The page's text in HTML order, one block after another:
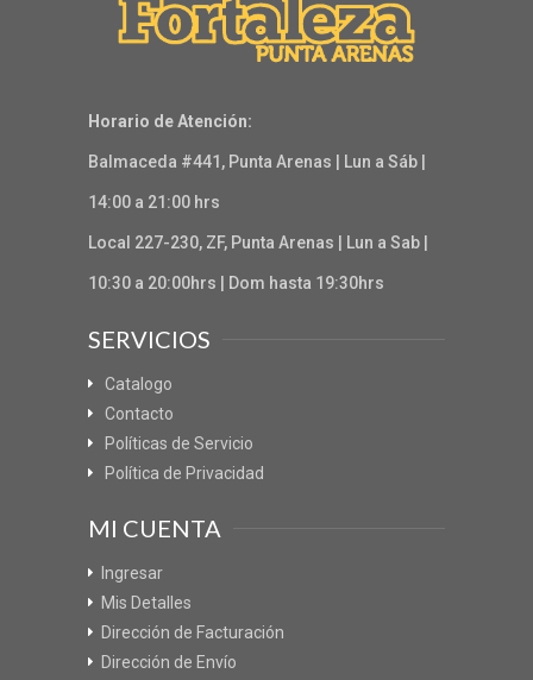
Horario de Atención:
Balmaceda #441, Punta Arenas | Lun a Sáb |
14:00 a 21:00 hrs
Local 227-230, ZF, Punta Arenas | Lun a Sab |
10:30 a 20:00hrs | Dom hasta 19:30hrs
SERVICIOS
Catalogo
Contacto
Políticas de Servicio
Política de Privacidad
MI CUENTA
Ingresar
Mis Detalles
Dirección de Facturación
Dirección de Envío